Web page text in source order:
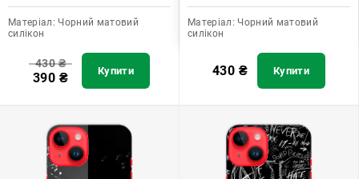
Матеріал: Чорний матовий
силікон
430₴
390 ₴ Купити
Матеріал: Чорний матовий
силікон
430 ₴ Купити